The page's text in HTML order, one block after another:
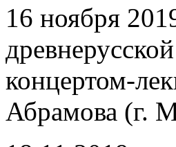
16 ноября
концертом-
Абрамова (г.